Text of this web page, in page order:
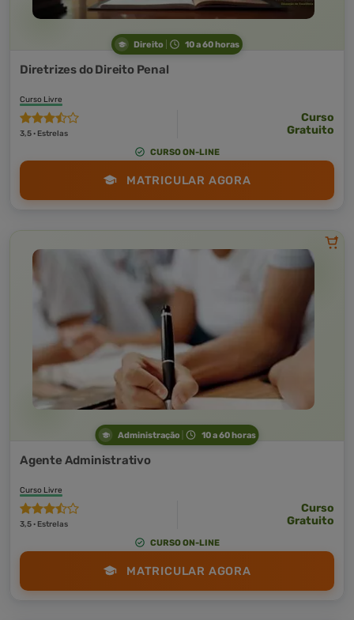
Direito 10 a 60 horas
Diretrizes do Direito Penal
Curso Livre
3,5 · Estrelas
Curso
Gratuito
CURSO ON-LINE
MATRICULAR AGORA
Administração 10 a 60 horas
Agente Administrativo
Curso Livre
3,5 · Estrelas
Curso
Gratuito
CURSO ON-LINE
MATRICULAR AGORA